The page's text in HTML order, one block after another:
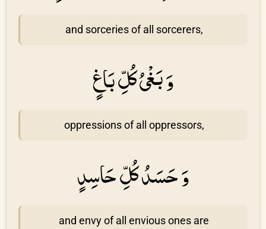
and sorceries of all sorcerers,
وَ بَغْىُ كُلِّ بَاغٍ
oppressions of all oppressors,
وَ حَسَدُ كُلِّ حَاسِدٍ
and envy of all envious ones are